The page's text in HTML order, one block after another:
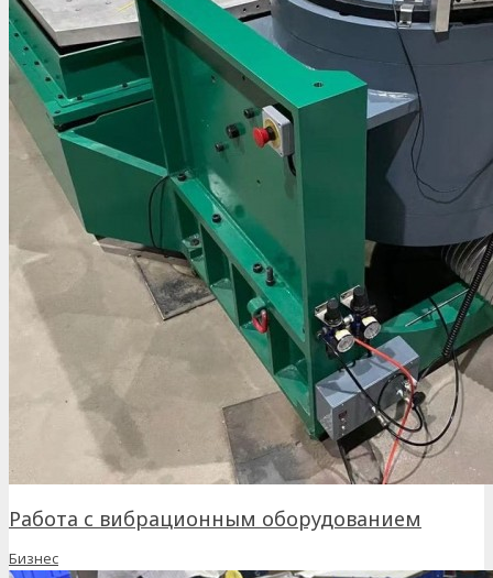
Работа с вибрационным оборудованием
Бизнес